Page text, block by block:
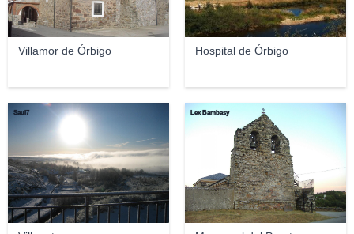
Villamor de Órbigo Hospital de Órbigo
Saul7 Lex Bambasy